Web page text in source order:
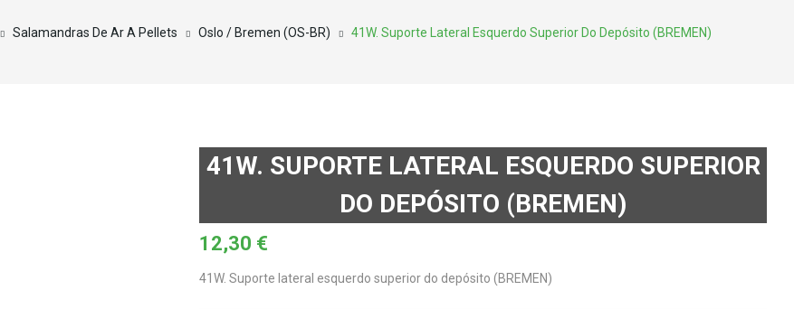
Salamandras De Ar A Pellets Oslo / Bremen (OS-BR) 41W. Suporte Lateral Esquerdo Superior Do Depósito (BREMEN)
41W. SUPORTE LATERAL ESQUERDO SUPERIOR
DO DEPÓSITO (BREMEN)
12,30 €
41W. Suporte lateral esquerdo superior do depósito (BREMEN)